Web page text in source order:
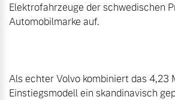
Elektrofahrzeuge der schwedischen
Automobilmarke auf.
Als echter Volvo kombiniert das 4,23
Einstiegsmodell ein skandinavisch